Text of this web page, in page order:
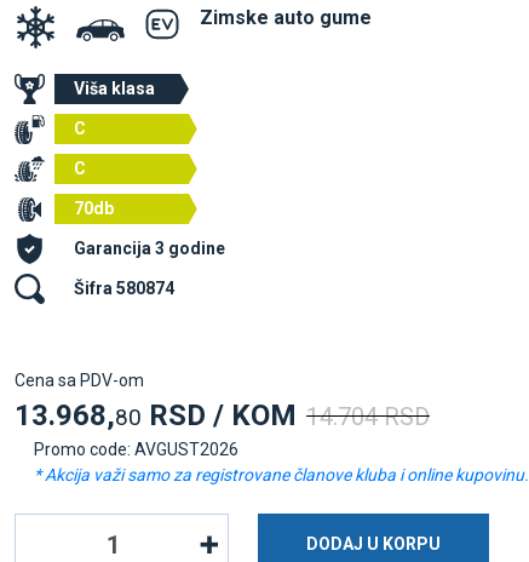
Zimske auto gume
Viša klasa
C
C
70db
Garancija 3 godine
Šifra 580874
Cena sa PDV-om
13.968,80 RSD / KOM 14.704 RSD
Promo code: AVGUST2026
* Akcija važi samo za registrovane članove kluba i online kupovinu.
DODAJ U KORPU